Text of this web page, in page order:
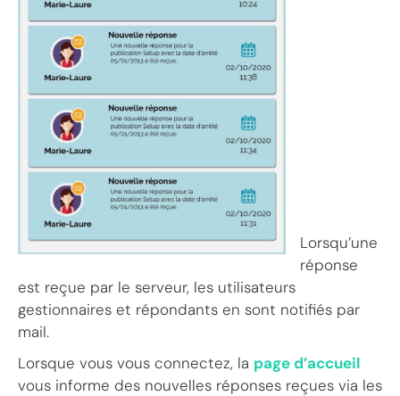
Lorsqu’une
réponse
est reçue par le serveur, les utilisateurs
gestionnaires et répondants en sont notifiés par
mail.
Lorsque vous vous connectez, la page d’accueil
vous informe des nouvelles réponses reçues via les